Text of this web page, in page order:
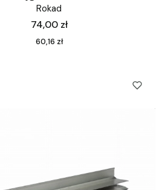
Rokad
Cena
74,00 zł
Cena
60,16 zł